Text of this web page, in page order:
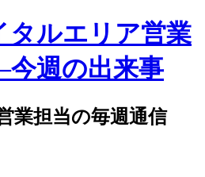
タルエリア営業
週の出来事
業担当の毎週通信